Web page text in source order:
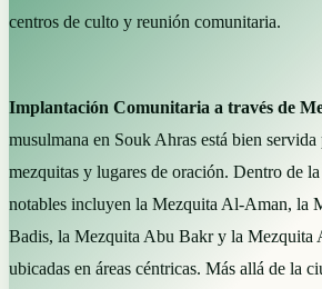
centros de culto y reunión comunitaria.
Implantación Comunitaria a través de
musulmana en Souk Ahras está bien
mezquitas y lugares de oración. Dentro de
notables incluyen la Mezquita Al-Aman, la
Badis, la Mezquita Abu Bakr y la Mezquita
ubicadas en áreas céntricas. Más allá de la